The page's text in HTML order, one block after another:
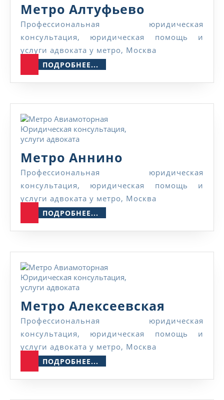
Метро Алтуфьево
Алтуфьево
Профессиональная юридическая
консультация, юридическая помощь и
услуги адвоката у метро, Москва
ПОДРОБНЕЕ...
Метро Аннино
Аннино
Профессиональная юридическая
консультация, юридическая помощь и
услуги адвоката у метро, Москва
ПОДРОБНЕЕ...
Метро Алексеевская
Профессиональная юридическая
консультация, юридическая помощь и
услуги адвоката у метро, Москва
ПОДРОБНЕЕ...